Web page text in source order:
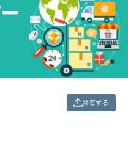
共有する